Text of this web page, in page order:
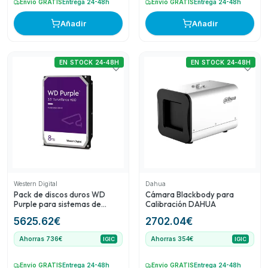
Envío GRATISEntrega 24-48h
Añadir
Envío GRATISEntrega 24-48h
Añadir
Western Digital
Pack de discos duros WD
Purple para sistemas de
5625.62€
EN STOCK 24-48H
Ahorras 736€ IGIC
Envío GRATIS Entrega 24-48h
Dahua
Cámara Blackbody para
Calibración DAHUA
2702.04€
EN STOCK 24-48H
Ahorras 354€ IGIC
Envío GRATIS Entrega 24-48h